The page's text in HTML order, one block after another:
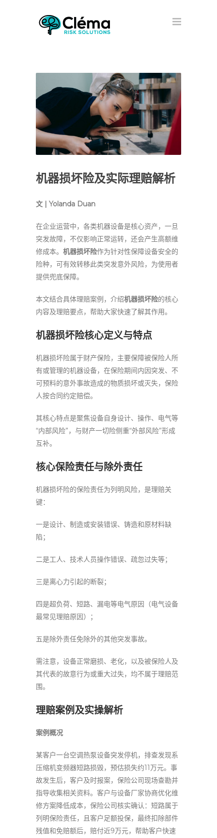
机器损坏险及实际理赔解析
文 | Yolanda Duan
在企业运营中，各类机器设备是核心资产，一旦
突发故障，不仅影响正常运转，还会产生高额维
修成本。 机器损坏险作为针对性保障设备安全的
险种，可有效转移此类突发意外风险，为使用者
提供兜底保障。
本文结合具体理赔案例，介绍机器损坏险的核心
内容及理赔要点，帮助大家快速了解其作用。
机器损坏险核心定义与特点
机器损坏险属于财产保险，主要保障被保险人所
有或管理的机器设备，在保险期间内因突发、不
可预料的意外事故造成的物质损坏或灭失，保险
人按合同约定赔偿。
其核心特点是聚焦设备自身设计、操作、电气等
“内部风险”，与财产一切险侧重“外部风险”形成
互补。
核心保险责任与除外责任
机器损坏险的保险责任为列明风险，是理赔关
键：
一是设计、制造或安装错误、铸造和原材料缺
陷；
二是工人、技术人员操作错误、疏忽过失等；
三是离心力引起的断裂；
四是超负荷、短路、漏电等电气原因（电气设备
最常见理赔原因）；
五是除外责任免除外的其他突发事故。
需注意，设备正常磨损、老化，以及被保险人及
其代表的故意行为或重大过失，均不属于理赔范
围。
理赔案例及实操解析
案例概况
某客户一台空调热泵设备突发停机，排查发现系
压缩机变频器短路损毁，预估损失约11万元。事
故发生后，客户及时报案，保险公司现场查勘并
指导收集相关资料。客户与设备厂家协商优化维
修方案降低成本，保险公司核实确认：短路属于
列明保险责任，且客户足额投保，最终扣除部件
残值和免赔额后，赔付近9万元，帮助客户快速